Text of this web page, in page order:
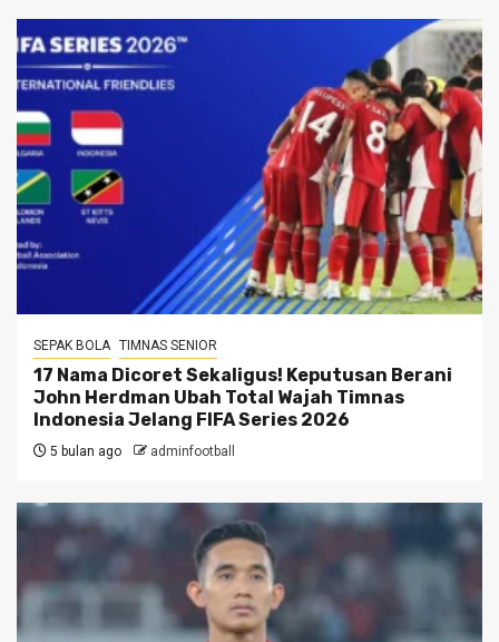
SEPAK BOLA TIMNAS SENIOR
17 Nama Dicoret Sekaligus! Keputusan Berani
John Herdman Ubah Total Wajah Timnas
Indonesia Jelang FIFA Series 2026
5 bulan ago adminfootball